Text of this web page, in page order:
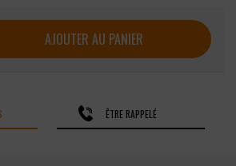
hygiénique Nombix Blanc (boîte de 50
AJOUTER AU PANIER
ÊTRE RAPPELÉ